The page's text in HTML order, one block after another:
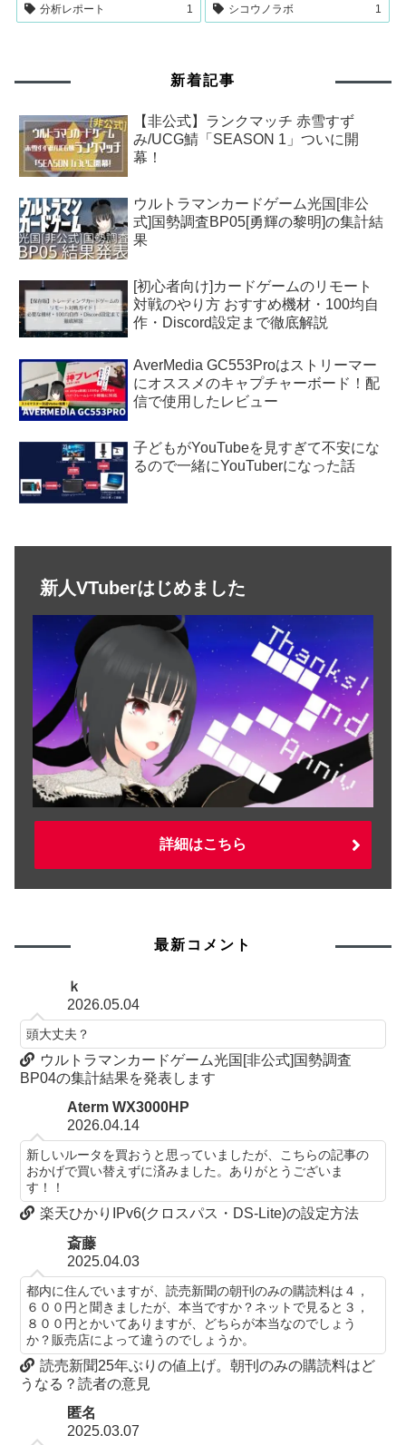
分析レポート 1 シコウノラボ 1
新着記事
【非公式】ランクマッチ 赤雪すず
み/UCG鯖「SEASON 1」ついに開
幕！
ウルトラマンカードゲーム光国[非公
式]国勢調査BP05[勇輝の黎明]の集計結
果
[初心者向け]カードゲームのリモート
対戦のやり方 おすすめ機材・100均自
作・Discord設定まで徹底解説
AverMedia GC553Proはストリーマー
にオススメのキャプチャーボード！配
信で使用したレビュー
子どもがYouTubeを見すぎて不安にな
るので一緒にYouTuberになった話
新人VTuberはじめました
詳細はこちら
最新コメント
ｋ
2026.05.04
頭大丈夫？
ウルトラマンカードゲーム光国[非公式]国勢調査
BP04の集計結果を発表します
Aterm WX3000HP
2026.04.14
新しいルータを買おうと思っていましたが、こちらの記事の
おかげで買い替えずに済みました。ありがとうございま
す！！
楽天ひかりIPv6(クロスパス・DS-Lite)の設定方法
斎藤
2025.04.03
都内に住んでいますが、読売新聞の朝刊のみの購読料は４，
６００円と聞きましたが、本当ですか？ネットで見ると３，
８００円とかいてありますが、どちらが本当なのでしょう
か？販売店によって違うのでしょうか。
読売新聞25年ぶりの値上げ。朝刊のみの購読料はど
うなる？読者の意見
匿名
2025.03.07